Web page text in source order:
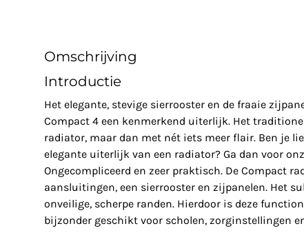
Omschrijving
Introductie
Het elegante, stevige sierrooster en de fraaie
Compact 4 een kenmerkend uiterlijk. Het
radiator, maar dan met nét iets meer flair. Ben je
elegante uiterlijk van een radiator? Ga dan voor
Ongecompliceerd en zeer praktisch. De Compact
aansluitingen, een sierrooster en zijpanelen. Het
onveilige, scherpe randen. Hierdoor is deze
bijzonder geschikt voor scholen, zorginstellingen